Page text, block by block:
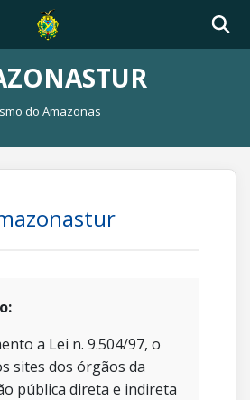
do Amazonas
a Lei n. 9.504/97, o
sites dos órgãos da
pública direta e indireta